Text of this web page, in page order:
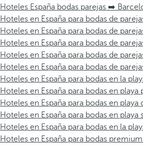
Hoteles España bodas parejas ➡️
Hoteles en España para bodas de
Hoteles en España para bodas de
Hoteles en España para bodas de
Hoteles en España para bodas de
Hoteles en España para bodas de
Hoteles en España para bodas en la
Hoteles en España para bodas en
Hoteles en España para bodas en
Hoteles en España para bodas en
Hoteles en España para bodas en la
Hoteles en España para bodas